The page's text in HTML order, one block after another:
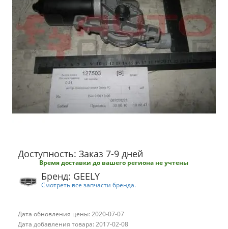
Доступность: Заказ 7-9 дней
Время доставки до вашего региона не учтены
Бренд: GEELY
Смотреть все запчасти бренда.
Дата обновления цены: 2020-07-07
Дата добавления товара: 2017-02-08